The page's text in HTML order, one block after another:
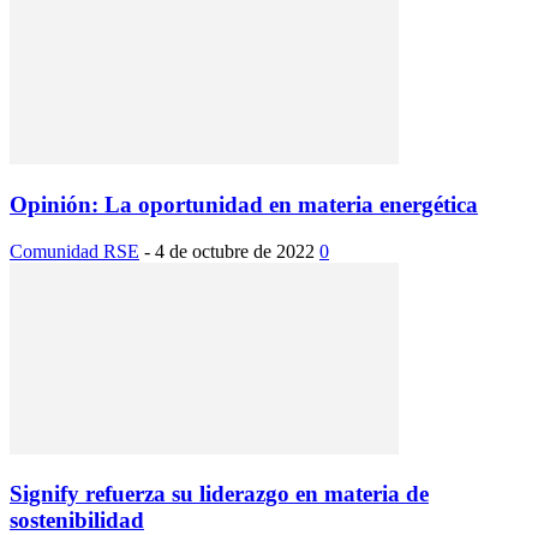
Opinión: La oportunidad en materia energética
Comunidad RSE - 4 de octubre de 2022 0
Signify refuerza su liderazgo en materia de
sostenibilidad